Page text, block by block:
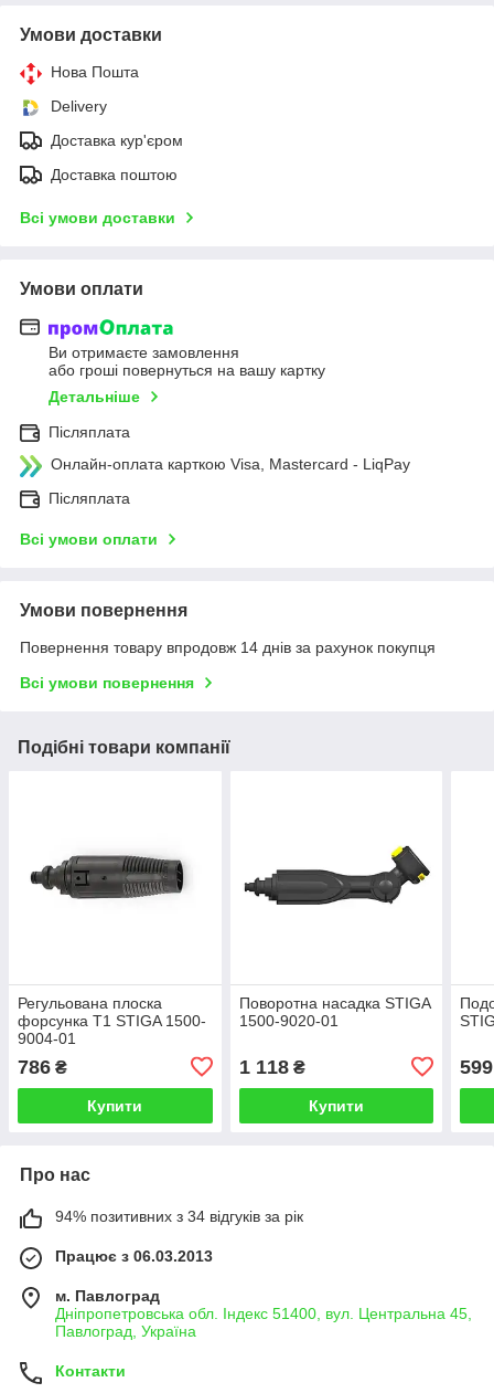
Умови доставки
Нова Пошта
Delivery
Доставка кур'єром
Доставка поштою
Всі умови доставки
Умови оплати
Ви отримаєте замовлення
або гроші повернуться на вашу картку
Детальніше
Післяплата
Онлайн-оплата карткою Visa, Mastercard - LiqPay
Післяплата
Всі умови оплати
Умови повернення
Повернення товару впродовж 14 днів за рахунок покупця
Всі умови повернення
Подібні товари компанії
Регульована плоска
форсунка T1 STIGA 1500-
9004-01
786 ₴
Купити
Поворотна насадка STIGA
1500-9020-01
1 118₴
Купити
599
Про нас
94% позитивних з 34 відгуків за рік
Працює з 06.03.2013
м. Павлоград
Дніпропетровська обл. Індекс 51400, вул. Центральна 45,
Павлоград, Україна
Контакти